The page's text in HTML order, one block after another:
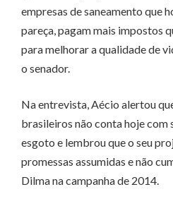
empresas de saneamento que
pareça, pagam mais impostos
para melhorar a qualidade de
o senador.
Na entrevista, Aécio alertou
brasileiros não conta hoje com
esgoto e lembrou que o seu
promessas assumidas e não
Dilma na campanha de 2014.